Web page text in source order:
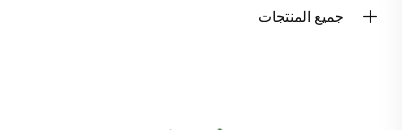
جميع المنتجات